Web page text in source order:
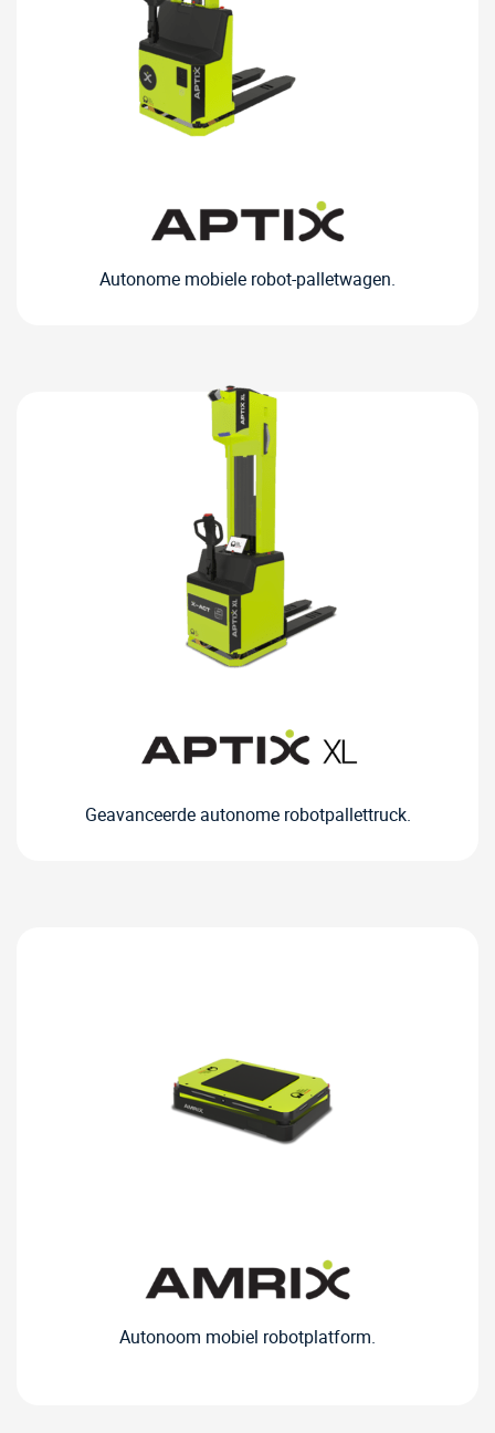
Autonome mobiele robot-palletwagen.
Geavanceerde autonome robotpallettruck.
Autonoom mobiel robotplatform.